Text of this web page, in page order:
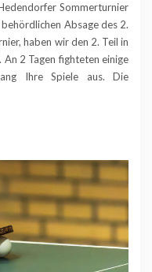
Sommerturnier
Absage des 2.
haben wir den 2. Teil in
2 Tagen fighteten einige
Ihre Spiele aus. Die